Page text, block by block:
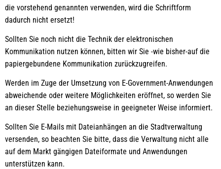
die vorstehend genannten verwenden, wird die Schriftform
dadurch nicht ersetzt!
Sollten Sie noch nicht die Technik der elektronischen
Kommunikation nutzen können, bitten wir Sie -wie bisher-auf die
papiergebundene Kommunikation zurückzugreifen.
Werden im Zuge der Umsetzung von E-Government-Anwendungen
abweichende oder weitere Möglichkeiten eröffnet, so werden Sie
an dieser Stelle beziehungsweise in geeigneter Weise informiert.
Sollten Sie E-Mails mit Dateianhängen an die Stadtverwaltung
versenden, so beachten Sie bitte, dass die Verwaltung nicht alle
auf dem Markt gängigen Dateiformate und Anwendungen
unterstützen kann.